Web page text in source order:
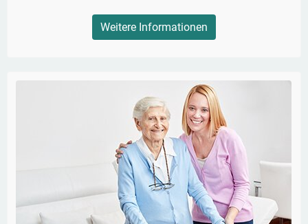
Weitere Informationen